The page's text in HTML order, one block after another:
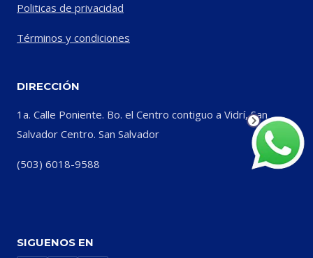
Politicas de privacidad
Términos y condiciones
DIRECCIÓN
1a. Calle Poniente. Bo. el Centro contiguo a Vidrí, San
Salvador Centro. San Salvador
(503) 6018-9588
SIGUENOS EN